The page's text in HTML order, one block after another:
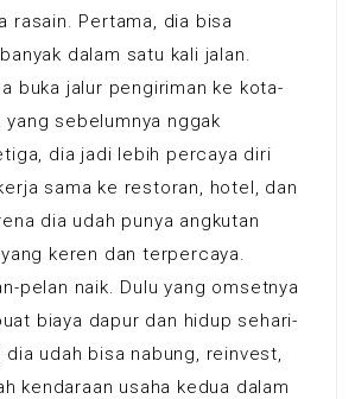
rasain. Pertama, dia bisa
dalam satu kali jalan.
buka jalur pengiriman ke kota-
sebelumnya nggak
dia jadi lebih percaya diri
sama ke restoran, hotel, dan
dia udah punya angkutan
keren dan terpercaya.
pelan naik. Dulu yang omsetnya
biaya dapur dan hidup sehari-
dia udah bisa nabung, reinvest,
kendaraan usaha kedua dalam